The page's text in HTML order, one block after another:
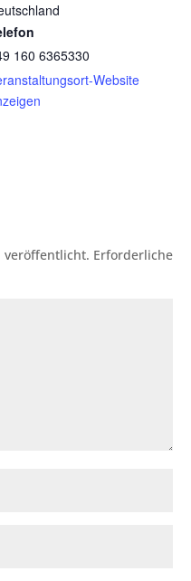
160 6365330
Website
veröffentlicht. Erforderliche